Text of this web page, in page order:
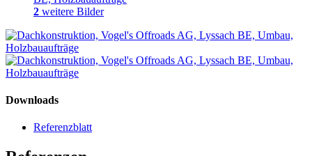
2 weitere Bilder
Downloads
Referenzblatt